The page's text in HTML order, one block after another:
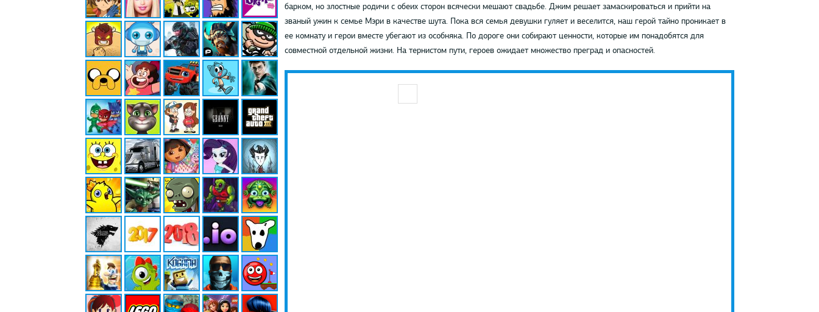
барком, но злостные родичи с обеих сторон всячески мешают свадьбе. Джим решает замаскироваться и прийти на
званый ужин к семье Мэри в качестве шута. Пока вся семья девушки гуляет и веселится, наш герой тайно проникает в
ее комнату и герои вместе убегают из особняка. По дороге они собирают ценности, которые им понадобятся для
совместной отдельной жизни. На тернистом пути, героев ожидает множество преград и опасностей.